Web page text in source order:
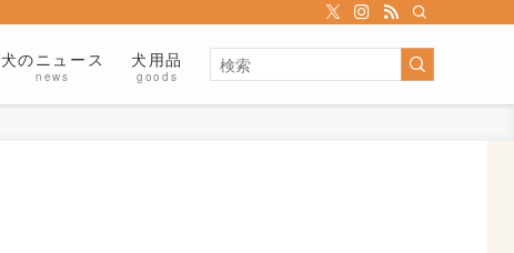
犬のニュース
news
犬用品
goods